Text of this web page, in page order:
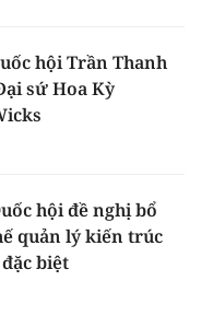
hội Trần Thanh
sứ Hoa Kỳ
hội đề nghị bổ
quản lý kiến trúc
biệt